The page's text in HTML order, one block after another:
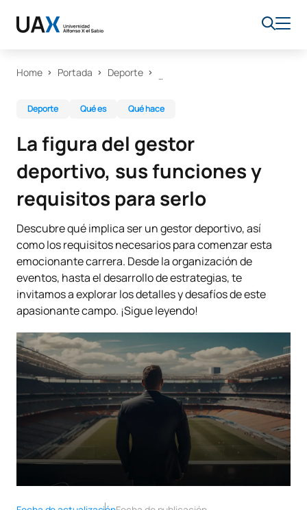
Home Portada Deporte
Deporte Qué es Qué hace
La figura del gestor
deportivo, sus funciones y
requisitos para serlo
Descubre qué implica ser un gestor deportivo, así
como los requisitos necesarios para comenzar esta
emocionante carrera. Desde la organización de
eventos, hasta el desarrollo de estrategias, te
invitamos a explorar los detalles y desafíos de este
apasionante campo. ¡Sigue leyendo!